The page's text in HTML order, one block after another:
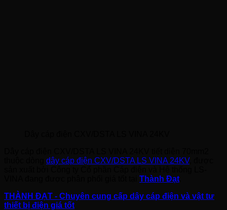
dây cáp điện CXV/DSTA LS VINA 24KV, được
Thành Đạt
THÀNH ĐẠT - Chuyên cung cấp dây cáp điện và vật tư
thiết bị điện giá tốt